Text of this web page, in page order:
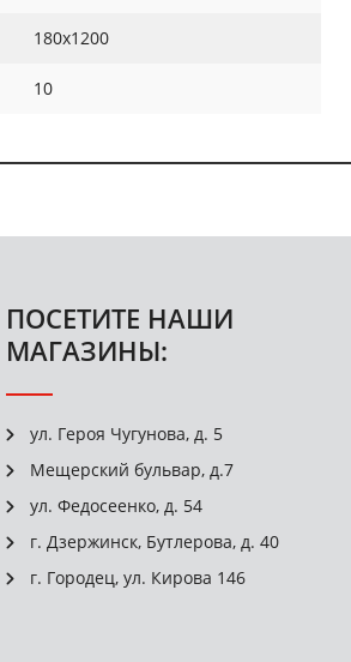
180x1200
10
ПОСЕТИТЕ НАШИ
МАГАЗИНЫ:
ул. Героя Чугунова, д. 5
Мещерский бульвар, д.7
ул. Федосеенко, д. 54
г. Дзержинск, Бутлерова, д. 40
г. Городец, ул. Кирова 146